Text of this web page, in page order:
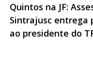
Quintos na JF:
Sintrajusc entrega
ao presidente do